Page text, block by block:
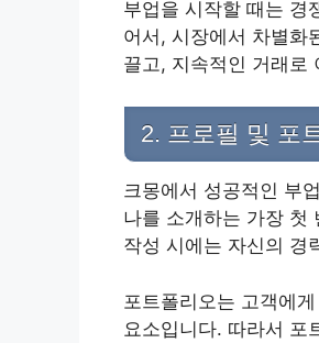
부업을 시작할 때는 경
어서, 시장에서 차별화
끌고, 지속적인 거래로
2. 프로필 및 포
크몽에서 성공적인 부
나를 소개하는 가장 첫
작성 시에는 자신의 경
포트폴리오는 고객에
요소입니다. 따라서 포